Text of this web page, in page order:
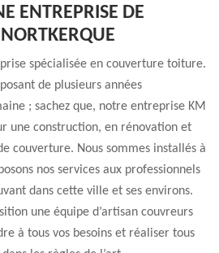
ENTREPRISE DE
spécialisée en couverture toiture.
de plusieurs années
; sachez que, notre entreprise KM
une construction, en rénovation et
couverture. Nous sommes installés à
nos services aux professionnels
dans cette ville et ses environs.
une équipe d’artisan couvreurs
à tous vos besoins et réaliser tous